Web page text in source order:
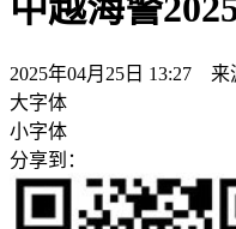
2025年04月25日 13:27 来
大字体
小字体
分享到：